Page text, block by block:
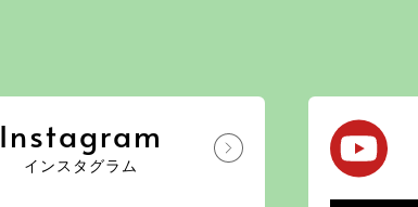
Instagram
インスタグラム